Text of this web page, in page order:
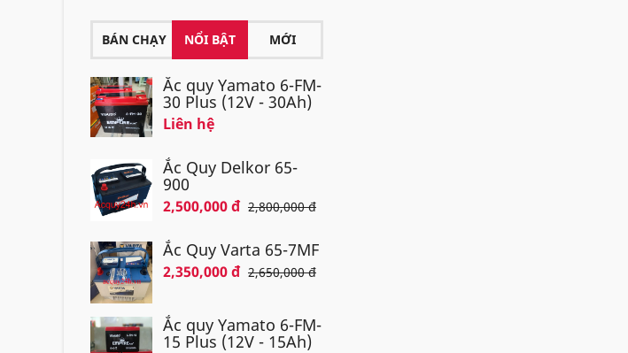
BÁN CHẠY NỔI BẬT MỚI
Ắc quy Yamato 6-FM-
30 Plus (12V - 30Ah)
Liên hệ
Ắc Quy Delkor 65-
900
2,500,000 đ 2,800,000 đ
Ắc Quy Varta 65-7MF
2,350,000 đ 2,650,000 đ
Ắc quy Yamato 6-FM-
15 Plus (12V - 15Ah)